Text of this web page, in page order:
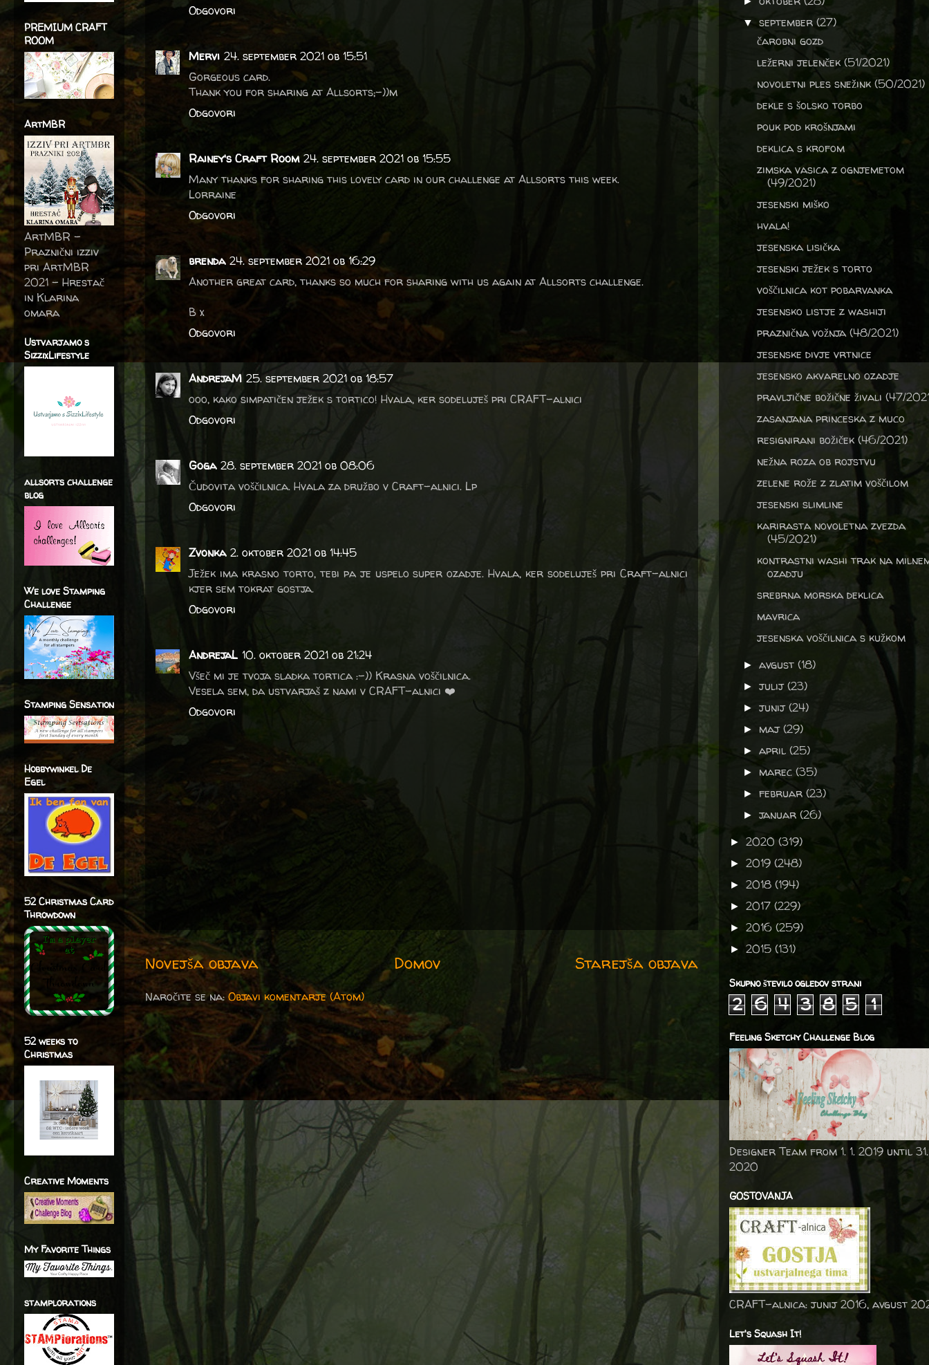
Odgovori
Mervi 24. september 2021 ob 15:51
Gorgeous card.
Thank you for sharing at Allsorts;-))m
Odgovori
Rainey's Craft Room 24. september 2021 ob 15:55
Many thanks for sharing this lovely card in our challenge at Allsorts this week.
Lorraine
Odgovori
brenda 24. september 2021 ob 16:29
Another great card, thanks so much for sharing with us again at Allsorts challenge.
B x
Odgovori
AndrejaM 25. september 2021 ob 18:57
ooo, kako simpatičen ježek s tortico! Hvala, ker sodeluješ pri CRAFT-alnici
Odgovori
Goga 28. september 2021 ob 08:06
Čudovita voščilnica. Hvala za družbo v Craft-alnici. Lp
Odgovori
Zvonka 2. oktober 2021 ob 14:45
Ježek ima krasno torto, tebi pa je uspelo super ozadje. Hvala, ker sodeluješ pri Craft-alnici
kjer sem tokrat gostja.
Odgovori
AndrejaL 10. oktober 2021 ob 21:24
Všeč mi je tvoja sladka tortica :-)) Krasna voščilnica.
Vesela sem, da ustvarjaš z nami v CRAFT-alnici ❤️
Odgovori
Novejša objava Starejša objava
Domov
Naročite se na: Objavi komentarje (Atom)
PREMIUM CRAFT
ROOM
ArtMBR
ArtMBR -
Praznični izziv
pri ArtMBR
2021 – Hrestač
in Klarina
omara
Ustvarjamo s
SizzixLifestyle
allsorts challenge
blog
We love Stamping
Challenge
Stamping Sensation
Hobbywinkel De
Egel
52 Christmas Card
Throwdown
52 weeks to
Christmas
Creative Moments
My Favorite Things
stamplorations
▼september(27)
čarobni gozd
ležerni jelenček (51/2021)
novoletni ples snežink (50/2021)
dekle s šolsko torbo
pouk pod krošnjami
deklica s krofom
zimska vasica z ognjemetom
(49/2021)
jesenski miško
hvala!
jesenska lisička
jesenski ježek s torto
voščilnica kot pobarvanka
jesensko listje z washiji
praznična vožnja (48/2021)
jesenske divje vrtnice
jesensko akvarelno ozadje
pravljične božične živali (47/
zasanjana princeska z muco
resignirani božiček (46/2021)
nežna roza ob rojstvu
zelene rože z zlatim voščilom
jesenski slimline
karirasta novoletna zvezda
(45/2021)
kontrastni washi trak na
ozadju
srebrna morska deklica
mavrica
jesenska voščilnica s kužkom
►avgust(18)
►julij(23)
►junij(24)
► maj(29)
►april(25)
► marec(35)
►februar(23)
►januar(26)
► 2020 (319)
► 2019 (248)
► 2018 (194)
► 2017 (229)
► 2016 (259)
► 2015 (131)
Skupno število ogledov strani
2 6 4 3 8 5 1
Feeling Sketchy Challenge Blog
Designer Team from 1. 1. 2019 until
2020
GOSTOVANJA
CRAFT-alnica: junij 2016, avgust
Let's Squash It!